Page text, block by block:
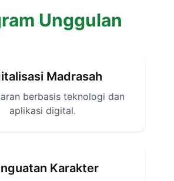
Unggulan
Madrasah
berbasis teknologi dan
aplikasi digital.
Karakter